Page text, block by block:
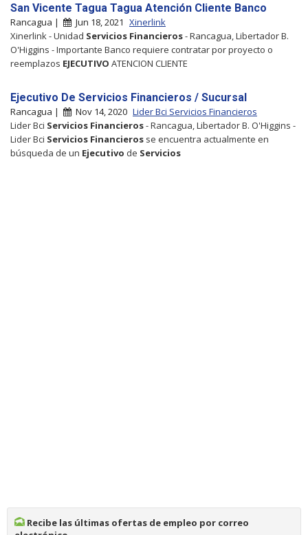
San Vicente Tagua Tagua Atención Cliente Banco
Rancagua | Jun 18, 2021 Xinerlink
Xinerlink - Unidad Servicios Financieros- Rancagua, Libertador B.
O'Higgins - Importante Banco requiere contratar por proyecto o
reemplazos EJECUTIVO ATENCION CLIENTE
Ejecutivo De Servicios Financieros / Sucursal
Rancagua | Nov 14, 2020 Lider Bci Servicios Financieros
Lider Bci Servicios Financieros- Rancagua, Libertador B. O'Higgins -
Lider Bci Servicios Financieros se encuentra actualmente en
búsqueda de un Ejecutivo de Servicios
Recibe las últimas ofertas de empleo por correo